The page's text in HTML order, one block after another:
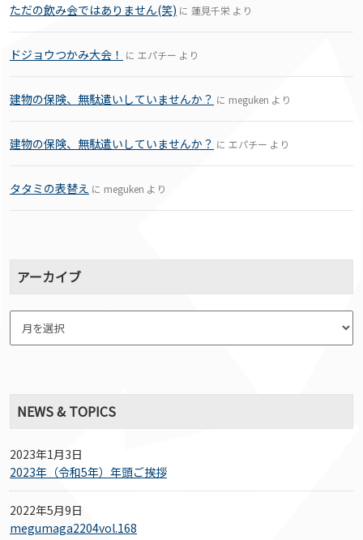
ただの飲み会ではありません(笑) に 蓮見千栄 より
ドジョウつかみ大会！ に エパチー より
建物の保険、無駄遣いしていませんか？ に meguken より
建物の保険、無駄遣いしていませんか？ に エパチー より
タタミの表替え に meguken より
アーカイブ
NEWS & TOPICS
2023年1月3日
2023年（令和5年）年頭ご挨拶
2022年5月9日
megumaga2204vol.168